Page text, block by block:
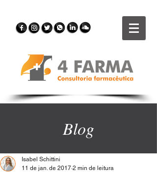
Blog
Isabel Schittini
11 de jan. de 2017 2 min de leitura